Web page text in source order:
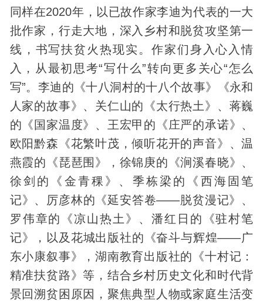
同样在2020年，以已故作家李迪为代表的一大
批作家，行走大地，深入乡村和脱贫攻坚第一
线，书写扶贫火热现实。作家们身入心入情
入，从最初思考“写什么”转向更多关心“怎么
写”。李迪的《十八洞村的十八个故事》《永和
人家的故事》、关仁山的《太行热土》、蒋巍
的《国家温度》、王宏甲的《庄严的承诺》、
欧阳黔森《花繁叶茂，倾听花开的声音》、温
燕霞的《琵琶围》，徐锦庚的《涧溪春晓》、
徐剑的《金青稞》、季栋梁的《西海固笔
记》、厉彦林的《延安答卷——脱贫漫记》、
罗伟章的《凉山热土》、潘红日的《驻村笔
记》，以及花城出版社的《奋斗与辉煌——广
东小康叙事》，湖南教育出版社的《十村记：
精准扶贫路》等，结合乡村历史文化和时代背
景回溯贫困原因，聚焦典型人物或家庭生活变